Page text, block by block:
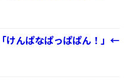
けんぱなぱっぱぱん！」←